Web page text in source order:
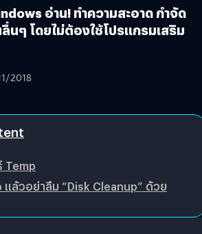
อ่าน! ทำความสะอาด กำจัด
นๆ โดยไม่ต้องใช้โปรแกรมเสริม
2018
Temp
แล้วอย่าลืม “Disk Cleanup” ด้วย